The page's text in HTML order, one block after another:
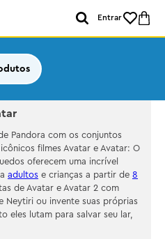
Entrar
Pandora com os conjuntos
filmes Avatar e Avatar: O
oferecem uma incrível
adultos e crianças a partir de 8
de Avatar e Avatar 2 com
Neytiri ou invente suas próprias
eles lutam para salvar seu lar,